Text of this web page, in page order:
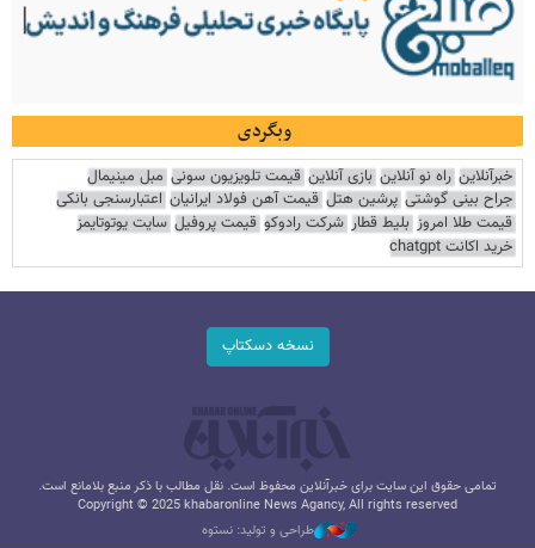
وبگردی
خبرآنلاین راه نو آنلاین بازی آنلاین قیمت تلویزیون سونی مبل مینیمال
جراح بینی گوشتی پرشین هتل قیمت آهن فولاد ایرانیان اعتبارسنجی بانکی
قیمت طلا امروز بلیط قطار شرکت رادوکو قیمت پروفیل سایت یوتوتایمز
خرید اکانت chatgpt
نسخه دسکتاپ
تمامی حقوق این سایت برای خبرآنلاین محفوظ است. نقل مطالب با ذکر منبع بلامانع است.
Copyright © 2025 khabaronline News Agancy, All rights reserved
طراحی و تولید: نستوه